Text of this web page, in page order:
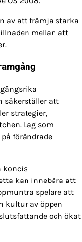
av att främja starka
mellan att
säkerställer att
strategier,
Lag som
förändrade
koncis
kan innebära att
spelare att
kultur av öppen
och ökat